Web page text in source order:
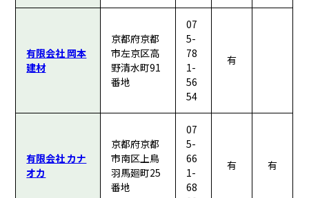
有限会社 岡本
建材
京都府京都
市左京区高
野清水町91
番地
07
5-
78
1-
56
54
有
有限会社 カナ
オカ
京都府京都
市南区上鳥
羽馬廻町25
番地
07
5-
66
1-
68
有 有